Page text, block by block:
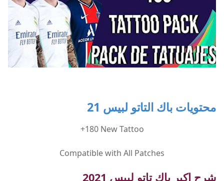
محتويات باك التاتو لبيس 21
+180 New Tattoo
Compatible with All Patches
شرح اكبر باك تاتو لبيس 2021